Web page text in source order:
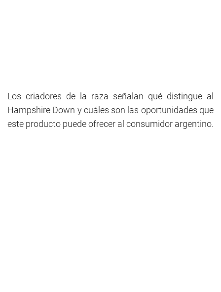
Los criadores de la raza señalan qué distingue al
Hampshire Down y cuáles son las oportunidades que
este producto puede ofrecer al consumidor argentino.